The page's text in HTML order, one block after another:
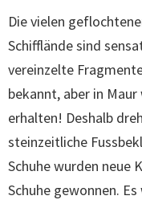
Die vielen
Schifflände sind
vereinzelte
bekannt, aber in
erhalten! Deshalb
steinzeitliche
Schuhe wurden neue
Schuhe gewonnen.